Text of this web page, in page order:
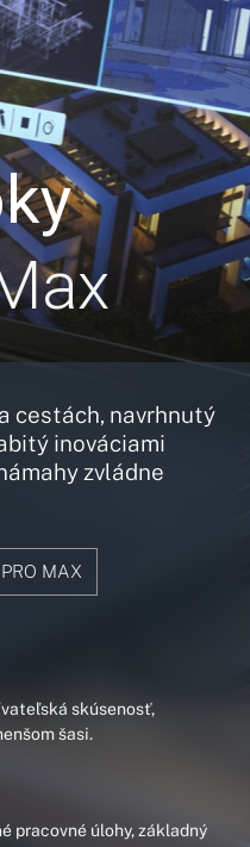
cestách, navrhnutý
inováciami
zvládne
MAX
skúsenosť,
šasi.
pracovné úlohy, základný